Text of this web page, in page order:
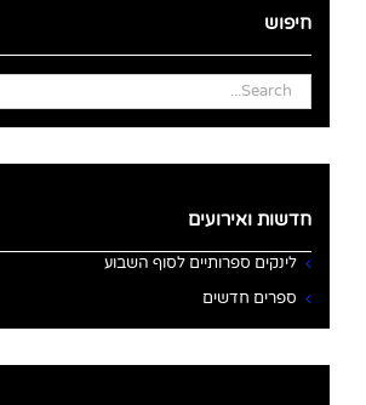
חיפוש
Search
for:
חדשות ואירועים
לינקים ספרותיים לסוף השבוע
ספרים חדשים